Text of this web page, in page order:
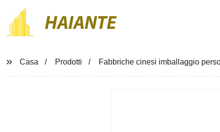
HAIANTE
Casa Prodotti Fabbriche cinesi imballaggio